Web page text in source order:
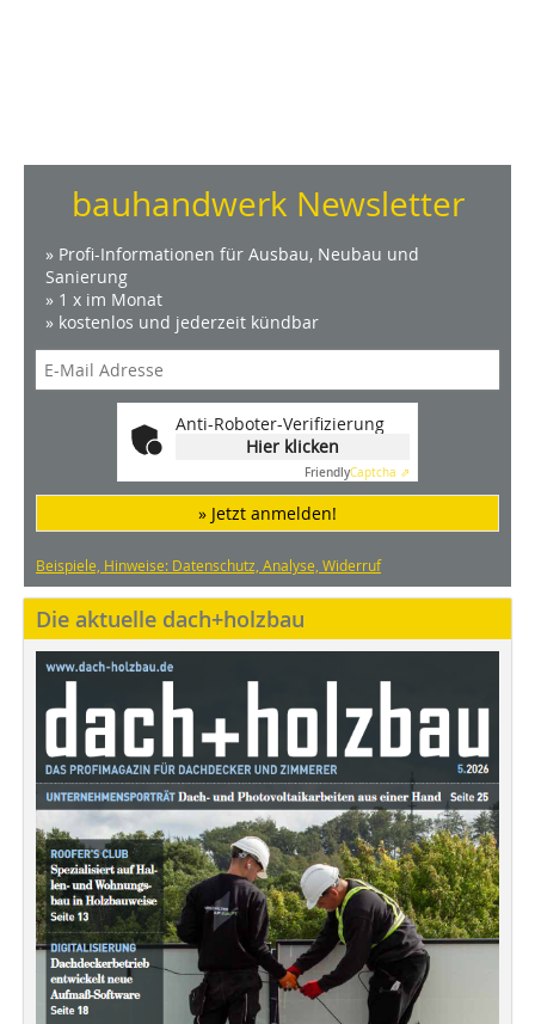
bauhandwerk Newsletter
» Profi-Informationen für Ausbau, Neubau und
Sanierung
» 1 x im Monat
» kostenlos und jederzeit kündbar
Anti-Roboter-Verifizierung
Hier klicken
FriendlyCaptcha ⇗
» Jetzt anmelden!
Beispiele, Hinweise: Datenschutz, Analyse, Widerruf
Die aktuelle dach+holzbau